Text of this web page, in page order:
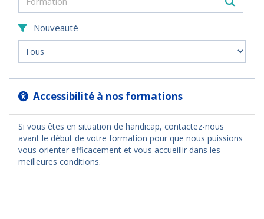
Accessibilité à nos formations
Si vous êtes en situation de handicap, contactez-nous
avant le début de votre formation pour que nous puissions
vous orienter efficacement et vous accueillir dans les
meilleures conditions.
Nouveauté